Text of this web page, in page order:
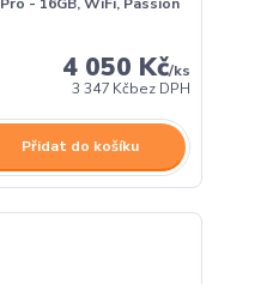
4 050 Kč/ks
3 347 Kčbez DPH
Přidat do košíku